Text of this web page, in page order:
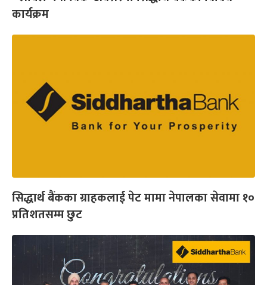
कार्यक्रम
सिद्धार्थ बैंकका ग्राहकलाई पेट मामा नेपालका सेवामा १०
प्रतिशतसम्म छुट